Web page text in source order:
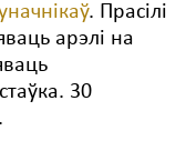
. Прасілі
арэлі на
30